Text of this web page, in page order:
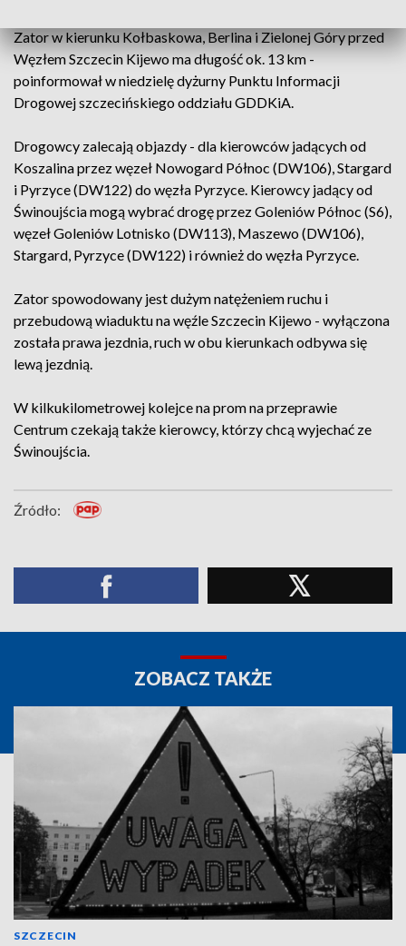
Zator w kierunku Kołbaskowa, Berlina i Zielonej Góry przed
Węzłem Szczecin Kijewo ma długość ok. 13 km -
poinformował w niedzielę dyżurny Punktu Informacji
Drogowej szczecińskiego oddziału GDDKiA.
Drogowcy zalecają objazdy - dla kierowców jadących od
Koszalina przez węzeł Nowogard Północ (DW106), Stargard
i Pyrzyce (DW122) do węzła Pyrzyce. Kierowcy jadący od
Świnoujścia mogą wybrać drogę przez Goleniów Północ (S6),
węzeł Goleniów Lotnisko (DW113), Maszewo (DW106),
Stargard, Pyrzyce (DW122) i również do węzła Pyrzyce.
Zator spowodowany jest dużym natężeniem ruchu i
przebudową wiaduktu na węźle Szczecin Kijewo - wyłączona
została prawa jezdnia, ruch w obu kierunkach odbywa się
lewą jezdnią.
W kilkukilometrowej kolejce na prom na przeprawie
Centrum czekają także kierowcy, którzy chcą wyjechać ze
Świnoujścia.
Źródło:
ZOBACZ TAKŻE
SZCZECIN